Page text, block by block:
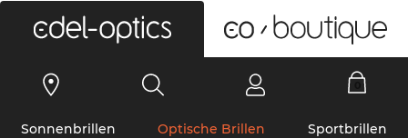
Sonnenbrillen Optische Brillen Sportbrillen